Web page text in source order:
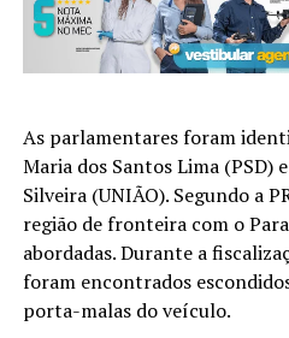
As parlamentares foram
Maria dos Santos Lima (PSD)
Silveira (UNIÃO). Segundo a
região de fronteira com o
abordadas. Durante a
foram encontrados
porta-malas do veículo.